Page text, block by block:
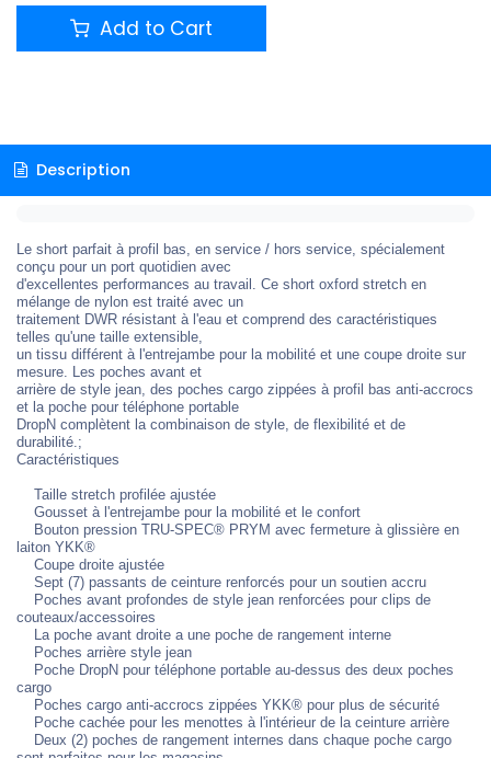
Add to Cart
Description
Le short parfait à profil bas, en service / hors service, spécialement
conçu pour un port quotidien avec
d'excellentes performances au travail. Ce short oxford stretch en
mélange de nylon est traité avec un
traitement DWR résistant à l'eau et comprend des caractéristiques
telles qu'une taille extensible,
un tissu différent à l'entrejambe pour la mobilité et une coupe droite sur
mesure. Les poches avant et
arrière de style jean, des poches cargo zippées à profil bas anti-accrocs
et la poche pour téléphone portable
DropN complètent la combinaison de style, de flexibilité et de
durabilité.;
Caractéristiques
Taille stretch profilée ajustée
Gousset à l'entrejambe pour la mobilité et le confort
Bouton pression TRU-SPEC® PRYM avec fermeture à glissière en
laiton YKK®
Coupe droite ajustée
Sept (7) passants de ceinture renforcés pour un soutien accru
Poches avant profondes de style jean renforcées pour clips de
couteaux/accessoires
La poche avant droite a une poche de rangement interne
Poches arrière style jean
Poche DropN pour téléphone portable au-dessus des deux poches
cargo
Poches cargo anti-accrocs zippées YKK® pour plus de sécurité
Poche cachée pour les menottes à l'intérieur de la ceinture arrière
Deux (2) poches de rangement internes dans chaque poche cargo